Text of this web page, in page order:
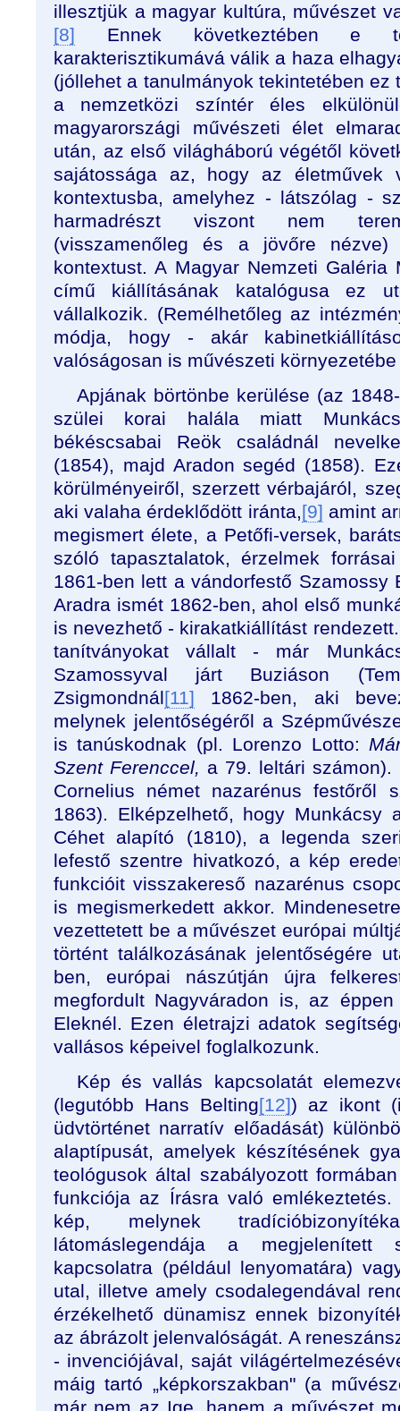
illesztjük a magyar kultúra, művészet
[8] Ennek következtében e
karakterisztikumává válik a haza
(jóllehet a tanulmányok tekintetében ez
a nemzetközi színtér éles
magyarországi művészeti élet
után, az első világháború végétől
sajátossága az, hogy az életművek
kontextusba, amelyhez - látszólag -
harmadrészt viszont nem
(visszamenőleg és a jövőre nézve)
kontextust. A Magyar Nemzeti Galéria
című kiállításának katalógusa ez
vállalkozik. (Remélhetőleg az
módja, hogy - akár
valóságosan is művészeti
Apjának börtönbe kerülése (az
szülei korai halála miatt
békéscsabai Reök családnál
(1854), majd Aradon segéd (1858).
körülményeiről, szerzett vérbajáról,
aki valaha érdeklődött iránta,[9] amint
megismert élete, a Petőfi-versek,
szóló tapasztalatok, érzelmek
1861-ben lett a vándorfestő Szamossy
Aradra ismét 1862-ben, ahol első
is nevezhető - kirakatkiállítást
tanítványokat vállalt - már
Szamossyval járt Buziáson
Zsigmondnál[11] 1862-ben, aki
melynek jelentőségéről a
is tanúskodnak (pl. Lorenzo Lotto:
Szent Ferenccel, a 79. leltári
Cornelius német nazarénus festőről
1863). Elképzelhető, hogy Munkácsy
Céhet alapító (1810), a legenda
lefestő szentre hivatkozó, a kép
funkcióit visszakereső nazarénus
is megismerkedett akkor.
vezettetett be a művészet európai
történt találkozásának jelentőségére
ben, európai nászútján újra
megfordult Nagyváradon is, az
Eleknél. Ezen életrajzi adatok
vallásos képeivel foglalkozunk.
Kép és vallás kapcsolatát
(legutóbb Hans Belting[12]) az ikont
üdvtörténet narratív előadását)
alaptípusát, amelyek készítésének
teológusok által szabályozott
funkciója az Írásra való
kép, melynek
látomáslegendája a megjelenített
kapcsolatra (például lenyomatára)
utal, illetve amely csodalegendával
érzékelhető dünamisz ennek
az ábrázolt jelenvalóságát. A
- invenciójával, saját
máig tartó „képkorszakban" (a